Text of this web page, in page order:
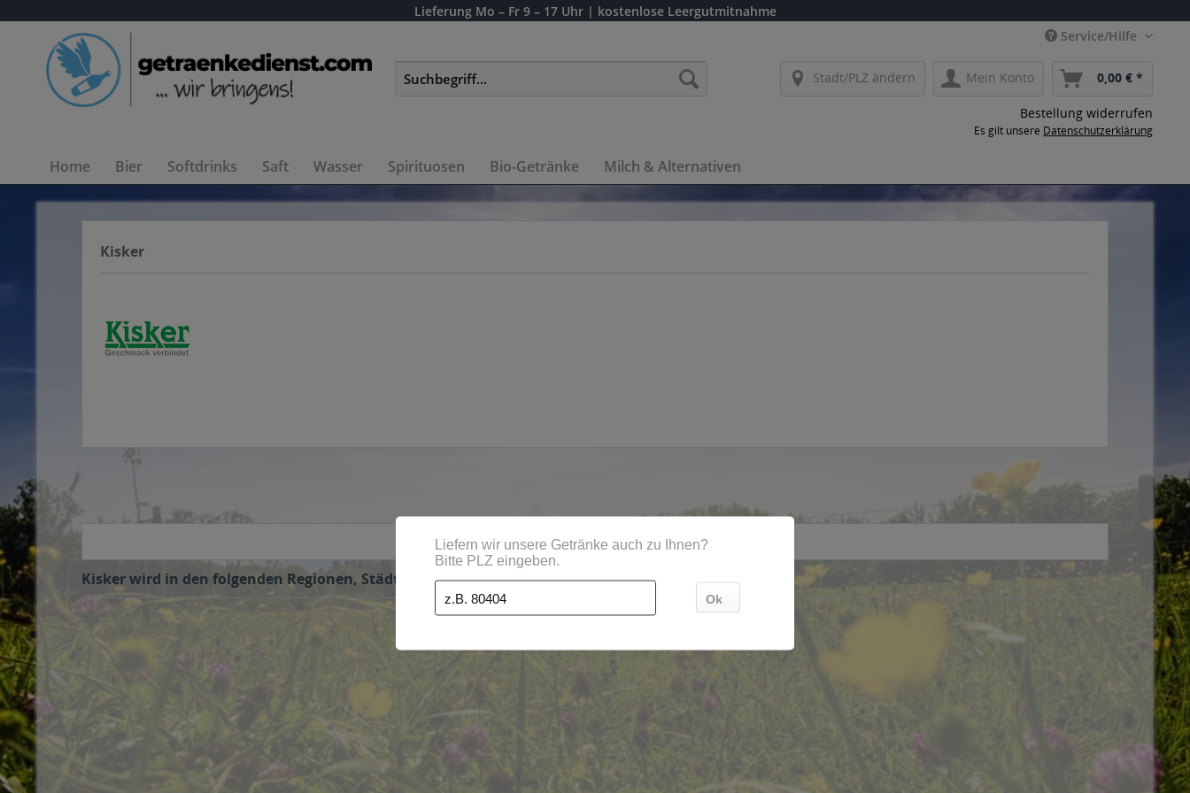
Lieferung Mo – Fr 9 – 17 Uhr | kostenlose Leergutmitnahme
Service/Hilfe
Stadt/PLZ ändern Mein Konto 0,00 € *
Bestellung widerrufen
Es gilt unsere Datenschutzerklärung
Home Bier Softdrinks Saft Wasser Spirituosen Bio-Getränke Milch & Alternativen
Kisker
Kisker wird in den folgenden Regionen, Städten, Orten und Postleitzahl-Gebieten geliefert